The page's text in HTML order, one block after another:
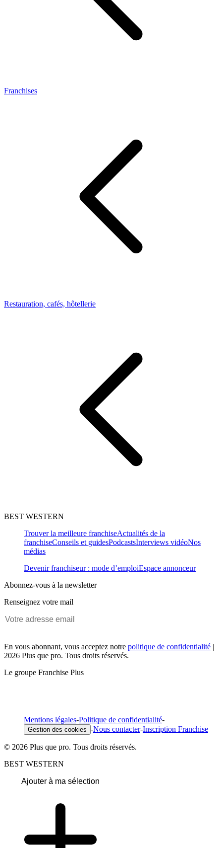
Franchises
Restauration, cafés, hôtellerie
BEST WESTERN
Trouver la meilleure franchiseActualités de la
franchiseConseils et guidesPodcastsInterviews vidéoNos
médias
Devenir franchiseur : mode d’emploiEspace annonceur
Abonnez-vous à la newsletter
Renseignez votre mail
En vous abonnant, vous acceptez notre politique de confidentialité |
2026 Plus que pro. Tous droits réservés.
Le groupe Franchise Plus
Mentions légales-Politique de confidentialité-
Gestion des cookies -Nous contacter-Inscription Franchise
© 2026 Plus que pro. Tous droits réservés.
BEST WESTERN
Ajouter à ma sélection